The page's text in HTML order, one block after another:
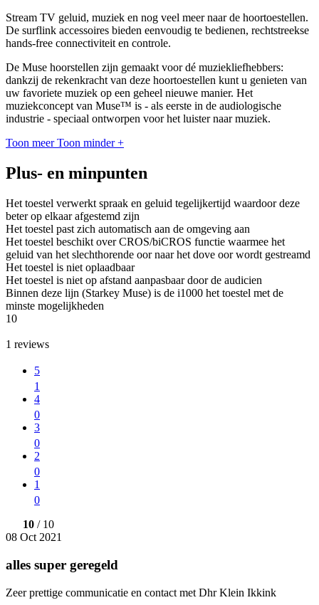
Stream TV geluid, muziek en nog veel meer naar de hoortoestellen.
De surflink accessoires bieden eenvoudig te bedienen, rechtstreekse
hands-free connectiviteit en controle.
De Muse hoorstellen zijn gemaakt voor dé muziekliefhebbers:
dankzij de rekenkracht van deze hoortoestellen kunt u genieten van
uw favoriete muziek op een geheel nieuwe manier. Het
muziekconcept van Muse™ is - als eerste in de audiologische
industrie - speciaal ontworpen voor het luister naar muziek.
Toon meer Toon minder +
Plus- en minpunten
Het toestel verwerkt spraak en geluid tegelijkertijd waardoor deze
beter op elkaar afgestemd zijn
Het toestel past zich automatisch aan de omgeving aan
Het toestel beschikt over CROS/biCROS functie waarmee het
geluid van het slechthorende oor naar het dove oor wordt gestreamd
Het toestel is niet oplaadbaar
Het toestel is niet op afstand aanpasbaar door de audicien
Binnen deze lijn (Starkey Muse) is de i1000 het toestel met de
minste mogelijkheden
10
1 reviews
5
1
4
0
3
0
2
0
1
0
10 / 10
08 Oct 2021
alles super geregeld
Zeer prettige communicatie en contact met Dhr Klein Ikkink